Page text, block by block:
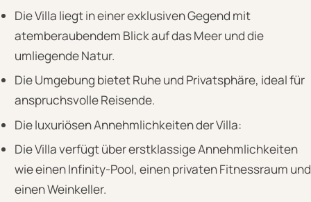
Die Villa liegt in einer exklusiven Gegend mit
atemberaubendem Blick auf das Meer und die
umliegende Natur.
Die Umgebung bietet Ruhe und Privatsphäre, ideal für
anspruchsvolle Reisende.
Die luxuriösen Annehmlichkeiten der Villa:
Die Villa verfügt über erstklassige Annehmlichkeiten
wie einen Infinity-Pool, einen privaten Fitnessraum und
einen Weinkeller.